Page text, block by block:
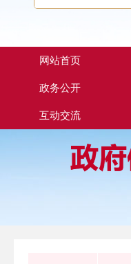
网站首页
政务公开
互动交流